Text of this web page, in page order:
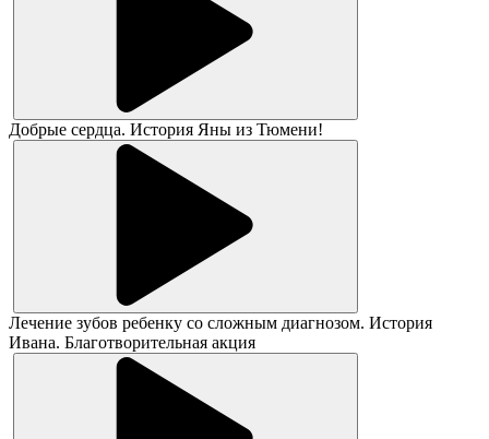
Добрые сердца. История Яны из Тюмени!
Лечение зубов ребенку со сложным диагнозом. История
Ивана. Благотворительная акция